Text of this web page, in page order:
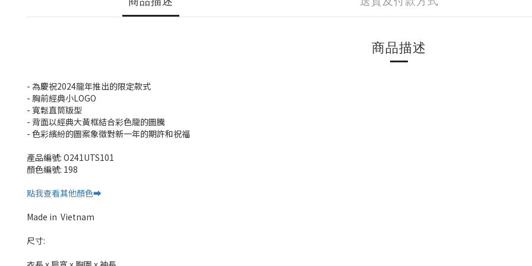
商品描述
- 為慶祝2024龍年推出的限定款式
- 胸前經典小LOGO
- 寬鬆直筒版型
- 背面以經典大黃框結合彩色龍的圖騰
- 色彩繽紛的圖案象徵對新一年的期許和祝福
產品編號: O241UTS101
顏色編號: 198
點我查看其他顏色➡️
Made in Vietnam
尺寸: